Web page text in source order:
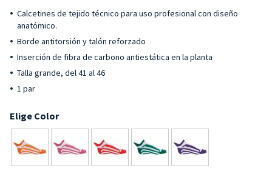
Calcetines de tejido técnico para uso profesional con diseño
anatómico.
Borde antitorsión y talón reforzado
Inserción de fibra de carbono antiestática en la planta
Talla grande, del 41 al 46
1 par
Elige Color